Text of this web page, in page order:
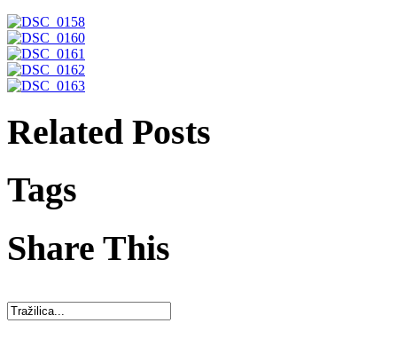
Related Posts
Tags
Share This